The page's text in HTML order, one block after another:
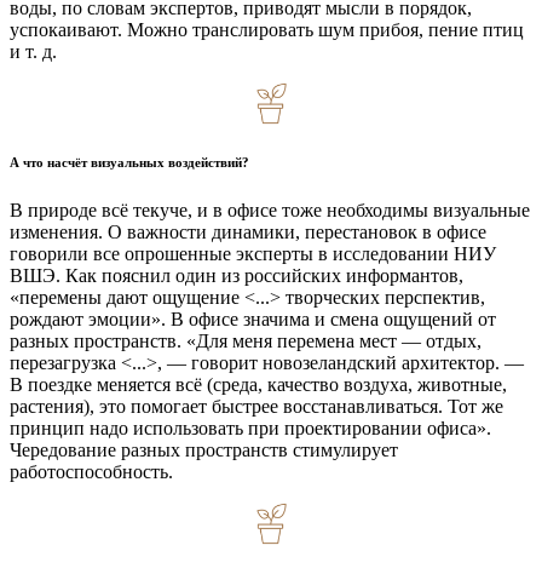
воды, по словам экспертов, приводят мысли в порядок,
успокаивают. Можно транслировать шум прибоя, пение птиц
и т. д.
А что насчёт визуальных воздействий?
В природе всё текуче, и в офисе тоже необходимы визуальные
изменения. О важности динамики, перестановок в офисе
говорили все опрошенные эксперты в исследовании НИУ
ВШЭ. Как пояснил один из российских информантов,
«перемены дают ощущение <...> творческих перспектив,
рождают эмоции». В офисе значима и смена ощущений от
разных пространств. «Для меня перемена мест — отдых,
перезагрузка <...>, — говорит новозеландский архитектор. —
В поездке меняется всё (среда, качество воздуха, животные,
растения), это помогает быстрее восстанавливаться. Тот же
принцип надо использовать при проектировании офиса».
Чередование разных пространств стимулирует
работоспособность.